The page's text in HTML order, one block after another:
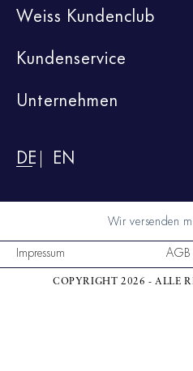
Weiss Kundenclub
Kundenservice
Unternehmen
DE EN
Wir versenden
Impressum
AGB
COPYRIGHT 2026 - ALLE